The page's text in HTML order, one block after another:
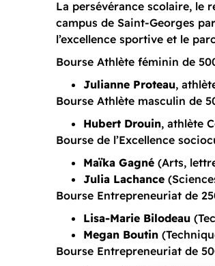
La persévérance scolaire, le
campus de Saint-Georges
l’excellence sportive et le
Bourse Athlète féminin de
Julianne Proteau,
Bourse Athlète masculin de
Hubert Drouin, athlète
Bourse de l’Excellence
Maïka Gagné (Arts,
Julia Lachance
Bourse Entrepreneuriat de
Lisa-Marie Bilodeau
Megan Boutin
Bourse Entrepreneuriat de